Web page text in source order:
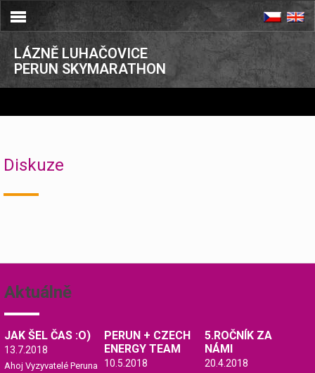
LÁZNĚ LUHAČOVICE
PERUN SKYMARATHON
Diskuze
Aktuálně
JAK ŠEL ČAS :O)
13.7.2018
Ahoj Vyzyvatelé Peruna
PERUN + CZECH
ENERGY TEAM
10.5.2018
5.ROČNÍK ZA
NÁMI
20.4.2018